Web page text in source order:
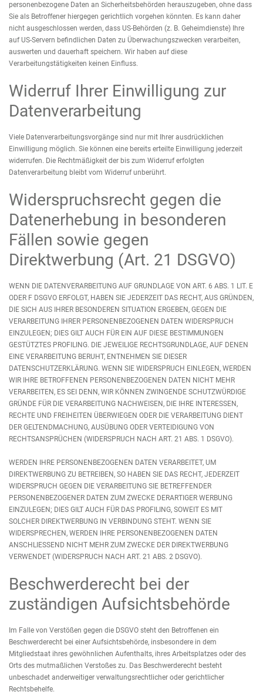
personenbezogene Daten an Sicherheitsbehörden herauszugeben, ohne dass
Sie als Betroffener hiergegen gerichtlich vorgehen könnten. Es kann daher
nicht ausgeschlossen werden, dass US-Behörden (z. B. Geheimdienste) Ihre
auf US-Servern befindlichen Daten zu Überwachungszwecken verarbeiten,
auswerten und dauerhaft speichern. Wir haben auf diese
Verarbeitungstätigkeiten keinen Einfluss.
Widerruf Ihrer Einwilligung zur
Datenverarbeitung
Viele Datenverarbeitungsvorgänge sind nur mit Ihrer ausdrücklichen
Einwilligung möglich. Sie können eine bereits erteilte Einwilligung jederzeit
widerrufen. Die Rechtmäßigkeit der bis zum Widerruf erfolgten
Datenverarbeitung bleibt vom Widerruf unberührt.
Widerspruchsrecht gegen die
Datenerhebung in besonderen
Fällen sowie gegen
Direktwerbung (Art. 21 DSGVO)
WENN DIE DATENVERARBEITUNG AUF GRUNDLAGE VON ART. 6 ABS. 1 LIT. E
ODER F DSGVO ERFOLGT, HABEN SIE JEDERZEIT DAS RECHT, AUS GRÜNDEN,
DIE SICH AUS IHRER BESONDEREN SITUATION ERGEBEN, GEGEN DIE
VERARBEITUNG IHRER PERSONENBEZOGENEN DATEN WIDERSPRUCH
EINZULEGEN; DIES GILT AUCH FÜR EIN AUF DIESE BESTIMMUNGEN
GESTÜTZTES PROFILING. DIE JEWEILIGE RECHTSGRUNDLAGE, AUF DENEN
EINE VERARBEITUNG BERUHT, ENTNEHMEN SIE DIESER
DATENSCHUTZERKLÄRUNG. WENN SIE WIDERSPRUCH EINLEGEN, WERDEN
WIR IHRE BETROFFENEN PERSONENBEZOGENEN DATEN NICHT MEHR
VERARBEITEN, ES SEI DENN, WIR KÖNNEN ZWINGENDE SCHUTZWÜRDIGE
GRÜNDE FÜR DIE VERARBEITUNG NACHWEISEN, DIE IHRE INTERESSEN,
RECHTE UND FREIHEITEN ÜBERWIEGEN ODER DIE VERARBEITUNG DIENT
DER GELTENDMACHUNG, AUSÜBUNG ODER VERTEIDIGUNG VON
RECHTSANSPRÜCHEN (WIDERSPRUCH NACH ART. 21 ABS. 1 DSGVO).
WERDEN IHRE PERSONENBEZOGENEN DATEN VERARBEITET, UM
DIREKTWERBUNG ZU BETREIBEN, SO HABEN SIE DAS RECHT, JEDERZEIT
WIDERSPRUCH GEGEN DIE VERARBEITUNG SIE BETREFFENDER
PERSONENBEZOGENER DATEN ZUM ZWECKE DERARTIGER WERBUNG
EINZULEGEN; DIES GILT AUCH FÜR DAS PROFILING, SOWEIT ES MIT
SOLCHER DIREKTWERBUNG IN VERBINDUNG STEHT. WENN SIE
WIDERSPRECHEN, WERDEN IHRE PERSONENBEZOGENEN DATEN
ANSCHLIESSEND NICHT MEHR ZUM ZWECKE DER DIREKTWERBUNG
VERWENDET (WIDERSPRUCH NACH ART. 21 ABS. 2 DSGVO).
Beschwerderecht bei der
zuständigen Aufsichtsbehörde
Im Falle von Verstößen gegen die DSGVO steht den Betroffenen ein
Beschwerderecht bei einer Aufsichtsbehörde, insbesondere in dem
Mitgliedstaat ihres gewöhnlichen Aufenthalts, ihres Arbeitsplatzes oder des
Orts des mutmaßlichen Verstoßes zu. Das Beschwerderecht besteht
unbeschadet anderweitiger verwaltungsrechtlicher oder gerichtlicher
Rechtsbehelfe.